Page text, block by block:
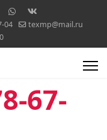
04
texmp@mail.ru
67-